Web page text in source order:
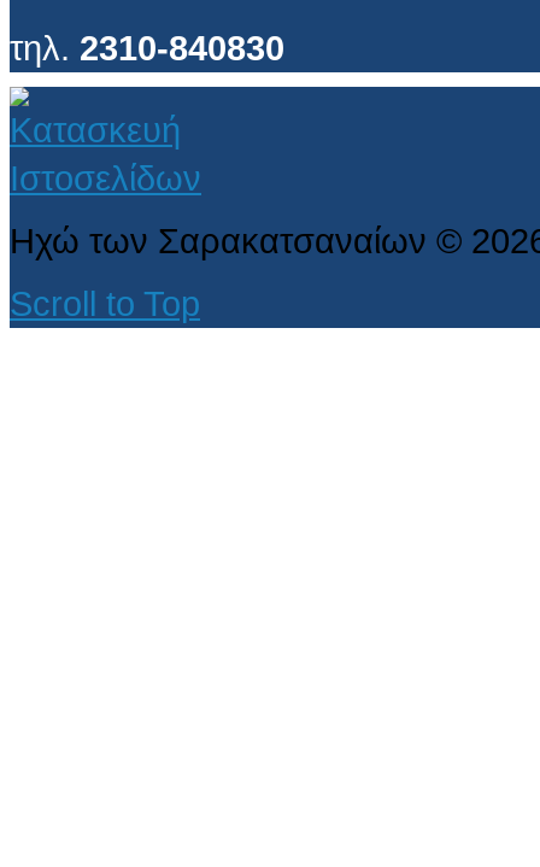
τηλ. 2310-840830
Ηχώ των Σαρακατσαναίων ©
Scroll to Top